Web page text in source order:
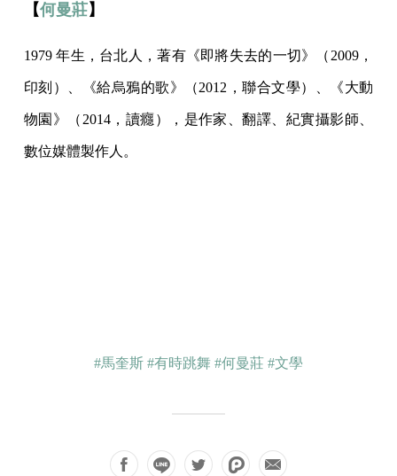
【何曼莊】
1979 年生，台北人，著有《即將失去的一切》（2009，
印刻）、《給烏鴉的歌》（2012，聯合文學）、《大動
物園》（2014，讀癮），是作家、翻譯、紀實攝影師、
數位媒體製作人。
#馬奎斯 #有時跳舞 #何曼莊 #文學